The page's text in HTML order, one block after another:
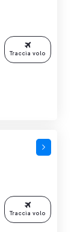
Traccia volo
Traccia volo